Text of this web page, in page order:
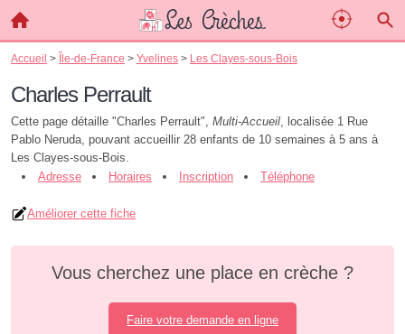
Accueil > Île-de-France > Yvelines > Les Clayes-sous-Bois
Charles Perrault
Cette page détaille "Charles Perrault", Multi-Accueil, localisée 1 Rue
Pablo Neruda, pouvant accueillir 28 enfants de 10 semaines à 5 ans à
Les Clayes-sous-Bois.
Adresse
Horaires Inscription Téléphone
Améliorer cette fiche
Vous cherchez une place en crèche ?
Faire votre demande en ligne